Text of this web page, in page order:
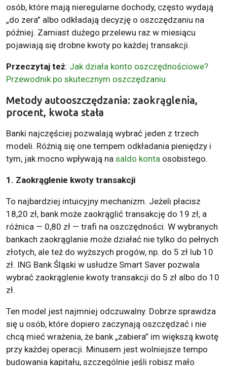
osób, które mają nieregularne dochody, często wydają
„do zera” albo odkładają decyzję o oszczędzaniu na
później. Zamiast dużego przelewu raz w miesiącu
pojawiają się drobne kwoty po każdej transakcji.
Przeczytaj też: Jak działa konto oszczędnościowe?
Przewodnik po skutecznym oszczędzaniu
Metody autooszczędzania: zaokrąglenia,
procent, kwota stała
Banki najczęściej pozwalają wybrać jeden z trzech
modeli. Różnią się one tempem odkładania pieniędzy i
tym, jak mocno wpływają na saldo konta osobistego.
1. Zaokrąglenie kwoty transakcji
To najbardziej intuicyjny mechanizm. Jeżeli płacisz
18,20 zł, bank może zaokrąglić transakcję do 19 zł, a
różnica — 0,80 zł — trafi na oszczędności. W wybranych
bankach zaokrąglanie może działać nie tylko do pełnych
złotych, ale też do wyższych progów, np. do 5 zł lub 10
zł. ING Bank Śląski w usłudze Smart Saver pozwala
wybrać zaokrąglenie kwoty transakcji do 5 zł albo do 10
zł.
Ten model jest najmniej odczuwalny. Dobrze sprawdza
się u osób, które dopiero zaczynają oszczędzać i nie
chcą mieć wrażenia, że bank „zabiera” im większą kwotę
przy każdej operacji. Minusem jest wolniejsze tempo
budowania kapitału, szczególnie jeśli robisz mało